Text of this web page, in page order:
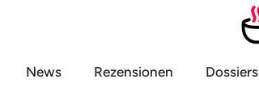
News
Rezensionen Dossiers